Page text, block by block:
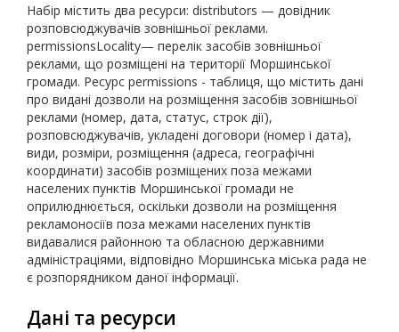
Набір містить два ресурси: distributors — довідник
розповсюджувачів зовнішньої реклами.
permissionsLocality— перелік засобів зовнішньої
реклами, що розміщені на території Моршинської
громади. Ресурс permissions - таблиця, що містить дані
про видані дозволи на розміщення засобів зовнішньої
реклами (номер, дата, статус, строк дії),
розповсюджувачів, укладені договори (номер і дата),
види, розміри, розміщення (адреса, географічні
координати) засобів розміщених поза межами
населених пунктів Моршинської громади не
оприлюднюється, оскільки дозволи на розміщення
рекламоносіїв поза межами населених пунктів
видавалися районною та обласною державними
адміністраціями, відповідно Моршинська міська рада не
є розпорядником даної інформації.
Дані та ресурси